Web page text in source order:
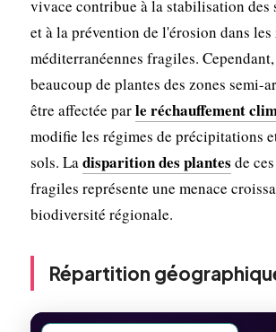
vivace contribue à la stabilisation des
et à la prévention de l'érosion dans les
méditerranéennes fragiles.
beaucoup de plantes des zones semi-
être affectée parle réchauffement
modifie les régimes de précipitations
sols. Ladisparition des plantes de
fragiles représente une menace
biodiversité régionale.
Répartition